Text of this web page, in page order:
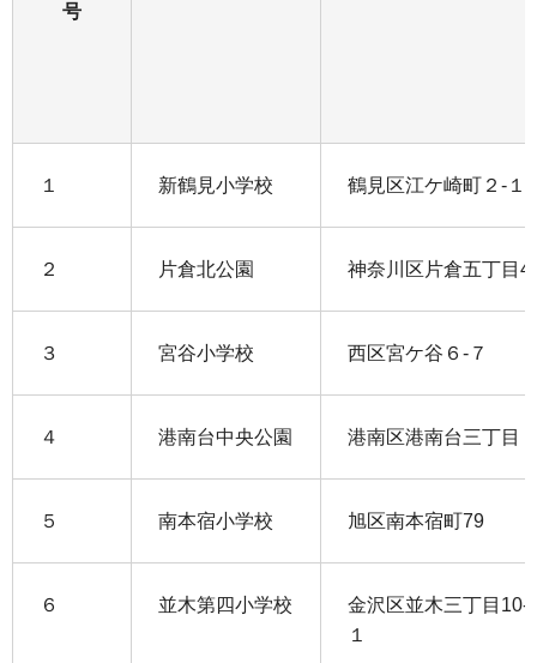
号
１ 新鶴見小学校 鶴見区江ケ崎町２-１
２ 片倉北公園 神奈川区片倉五丁目
３ 宮谷小学校 西区宮ケ谷６-７
４ 港南台中央公園 港南区港南台三丁目
５ 南本宿小学校 旭区南本宿町79
６ 並木第四小学校
金沢区並木三丁目10-
１